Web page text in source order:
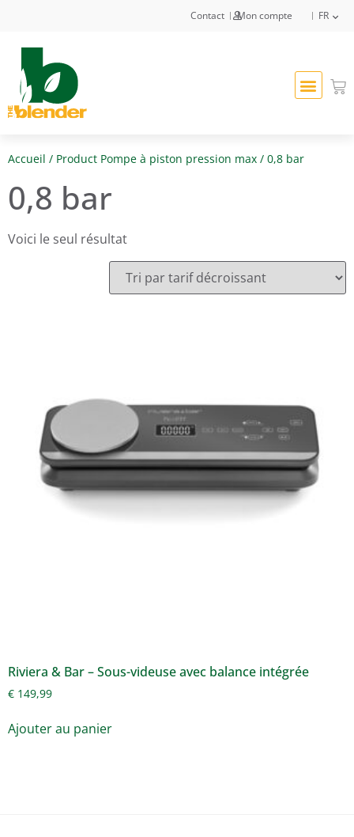
Contact Mon compte FR
Accueil / Product Pompe à piston pression max / 0,8 bar
0,8 bar
Voici le seul résultat
Riviera & Bar – Sous-videuse avec balance intégrée
€ 149,99
Ajouter au panier